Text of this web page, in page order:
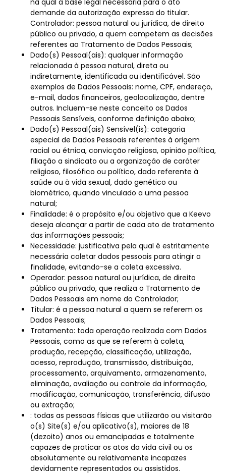
demande da autorização expressa do titular.
Controlador: pessoa natural ou jurídica, de direito
público ou privado, a quem competem as decisões
referentes ao Tratamento de Dados Pessoais;
Dado(s) Pessoal(ais): qualquer informação
relacionada à pessoa natural, direta ou
indiretamente, identificada ou identificável. São
exemplos de Dados Pessoais: nome, CPF, endereço,
e-mail, dados financeiros, geolocalização, dentre
outros. Incluem-se neste conceito os Dados
Pessoais Sensíveis, conforme definição abaixo;
Dado(s) Pessoal(ais) Sensível(is): categoria
especial de Dados Pessoais referentes à origem
racial ou étnica, convicção religiosa, opinião política,
filiação a sindicato ou a organização de caráter
religioso, filosófico ou político, dado referente à
saúde ou à vida sexual, dado genético ou
biométrico, quando vinculado a uma pessoa
natural;
Finalidade: é o propósito e/ou objetivo que a Keevo
deseja alcançar a partir de cada ato de tratamento
das informações pessoais;
Necessidade: justificativa pela qual é estritamente
necessária coletar dados pessoais para atingir a
finalidade, evitando-se a coleta excessiva.
Operador: pessoa natural ou jurídica, de direito
público ou privado, que realiza o Tratamento de
Dados Pessoais em nome do Controlador;
Titular: é a pessoa natural a quem se referem os
Dados Pessoais;
Tratamento: toda operação realizada com Dados
Pessoais, como as que se referem à coleta,
produção, recepção, classificação, utilização,
acesso, reprodução, transmissão, distribuição,
processamento, arquivamento, armazenamento,
eliminação, avaliação ou controle da informação,
modificação, comunicação, transferência, difusão
ou extração;
: todas as pessoas físicas que utilizarão ou visitarão
o(s) Site(s) e/ou aplicativo(s), maiores de 18
(dezoito) anos ou emancipadas e totalmente
capazes de praticar os atos da vida civil ou os
absolutamente ou relativamente incapazes
devidamente representados ou assistidos.